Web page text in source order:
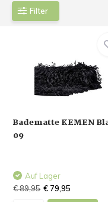
Filter
Badematte KEMEN
09
Auf Lager
€ 89,95 € 79,95